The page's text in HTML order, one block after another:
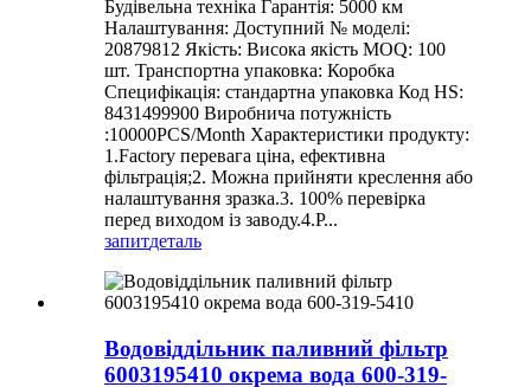
Будівельна техніка Гарантія: 5000 км
Налаштування: Доступний № моделі:
20879812 Якість: Висока якість MOQ: 100
шт. Транспортна упаковка: Коробка
Специфікація: стандартна упаковка Код HS:
8431499900 Виробнича потужність
:10000PCS/Month Характеристики продукту:
1.Factory перевага ціна, ефективна
фільтрація;2. Можна прийняти креслення або
налаштування зразка.3. 100% перевірка
перед виходом із заводу.4.Р...
запитдеталь
Водовіддільник паливний фільтр
6003195410 окрема вода 600-319-